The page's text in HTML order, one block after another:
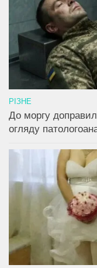
РІЗНЕ
До моргу
огляду